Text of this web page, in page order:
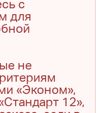
с
для
не
«Эконом»,
12»,